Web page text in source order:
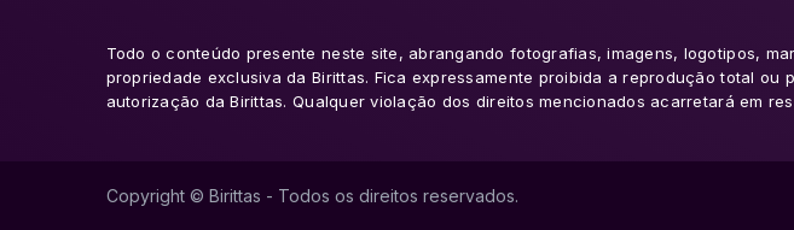
Todo o conteúdo presente neste site, abrangando fotografias, imagens, logotipos,
propriedade exclusiva da Birittas. Fica expressamente proibida a reprodução total
autorização da Birittas. Qualquer violação dos direitos mencionados acarretará em
Copyright © Birittas - Todos os direitos reservados.